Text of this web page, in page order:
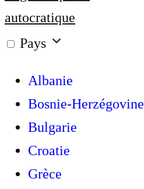
autocratique
Pays
Albanie
Bosnie-Herzégovine
Bulgarie
Croatie
Grèce